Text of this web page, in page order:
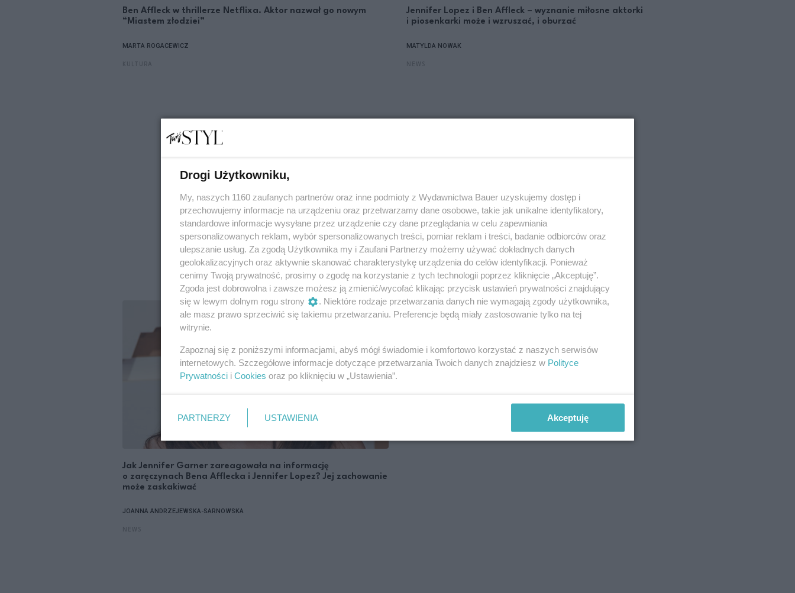
Ben Affleck w thrillerze Netflixa. Aktor nazwał go nowym
“Miastem złodziei”
MARTA ROGACEWICZ
Jennifer Lopez i Ben Affleck – wyznanie miłosne aktorki
i piosenkarki może i wzruszać, i oburzać
MATYLDA NOWAK
Jak Jennifer Garner zareagowała na informację
o zaręczynach Bena Afflecka i Jennifer Lopez? Jej zachowanie
może zaskakiwać
JOANNA ANDRZEJEWSKA-SARNOWSKA
Drogi Użytkowniku,
My, naszych 1160 zaufanych partnerów oraz inne podmioty z Wydawnictwa Bauer uzyskujemy dostęp i
przechowujemy informacje na urządzeniu oraz przetwarzamy dane osobowe, takie jak unikalne identyfikatory,
standardowe informacje wysyłane przez urządzenie czy dane przeglądania w celu zapewniania
spersonalizowanych reklam, wybór spersonalizowanych treści, pomiar reklam i treści, badanie odbiorców oraz
ulepszanie usług. Za zgodą Użytkownika my i Zaufani Partnerzy możemy używać dokładnych danych
geolokalizacyjnych oraz aktywnie skanować charakterystykę urządzenia do celów identyfikacji. Ponieważ
cenimy Twoją prywatność, prosimy o zgodę na korzystanie z tych technologii poprzez kliknięcie „Akceptuję”.
Zgoda jest dobrowolna i zawsze możesz ją zmienić/wycofać klikając przycisk ustawień prywatności znajdujący
się w lewym dolnym rogu strony
. Niektóre rodzaje przetwarzania danych nie wymagają zgody użytkownika,
ale masz prawo sprzeciwić się takiemu przetwarzaniu. Preferencje będą miały zastosowanie tylko na tej
witrynie.
Zapoznaj się z poniższymi informacjami, abyś mógł świadomie i komfortowo korzystać z naszych serwisów
internetowych. Szczegółowe informacje dotyczące przetwarzania Twoich danych znajdziesz w Polityce
Prywatności i Cookies oraz po kliknięciu w „Ustawienia”.
PARTNERZY USTAWIENIA Akceptuję